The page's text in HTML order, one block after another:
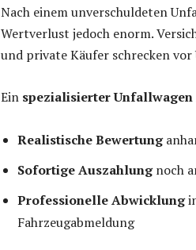
Nach einem unverschuldeten
Wertverlust jedoch enorm.
und private Käufer schrecken
Ein spezialisierter
Realistische Bewertung
Sofortige Auszahlungnoch
Professionelle Abwicklung
Fahrzeugabmeldung